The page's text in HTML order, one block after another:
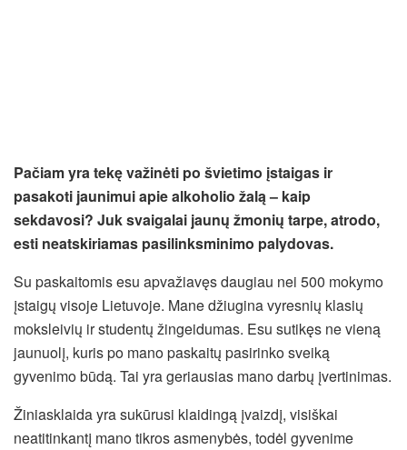
Pačiam yra tekę važinėti po švietimo įstaigas ir
pasakoti jaunimui apie alkoholio žalą – kaip
sekdavosi? Juk svaigalai jaunų žmonių tarpe, atrodo,
esti neatskiriamas pasilinksminimo palydovas.
Su paskaitomis esu apvažiavęs daugiau nei 500 mokymo
įstaigų visoje Lietuvoje. Mane džiugina vyresnių klasių
moksleivių ir studentų žingeidumas. Esu sutikęs ne vieną
jaunuolį, kuris po mano paskaitų pasirinko sveiką
gyvenimo būdą. Tai yra geriausias mano darbų įvertinimas.
Žiniasklaida yra sukūrusi klaidingą įvaizdį, visiškai
neatitinkantį mano tikros asmenybės, todėl gyvenime